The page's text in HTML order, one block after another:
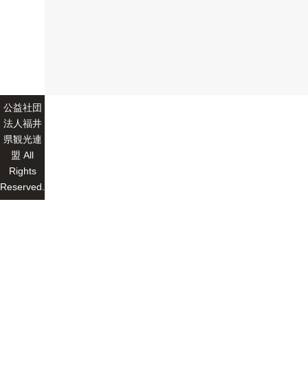
公益社団
法人福井
県観光連
盟 All
Rights
Reserved.